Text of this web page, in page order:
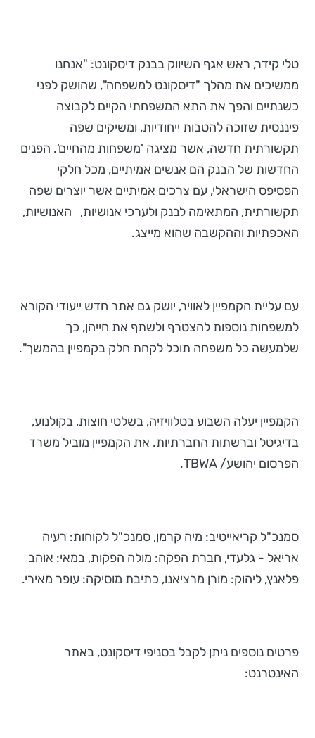
טלי קידר, ראש אגף השיווק בבנק דיסקונט: "אנחנו
ממשיכים את מהלך "דיסקונט למשפחה", שהושק לפני
כשנתיים והפך את התא המשפחתי הקיים לקבוצה
פיננסית שזוכה להטבות ייחודיות, ומשיקים שפה
תקשורתית חדשה, אשר מציגה 'משפחות מהחיים'. הפנים
החדשות של הבנק הם אנשים אמיתיים, מכל חלקי
הפסיפס הישראלי, עם צרכים אמיתיים אשר יוצרים שפה
תקשורתית, המתאימה לבנק ולערכי אנושיות, האנושיות,
האכפתיות וההקשבה שהוא מייצג.
עם עליית הקמפיין לאוויר, יושק גם אתר חדש ייעודי הקורא
למשפחות נוספות להצטרף ולשתף את חייהן, כך
שלמעשה כל משפחה תוכל לקחת חלק בקמפיין בהמשך".
הקמפיין יעלה השבוע בטלוויזיה, בשלטי חוצות, בקולנוע,
בדיגיטל וברשתות החברתיות. את הקמפיין מוביל משרד
הפרסום יהושע/ TBWA.
סמנכ"ל קריאייטיב: מיה קרמן, סמנכ"ל לקוחות: רעיה
אריאל - גלעדי, חברת הפקה: מולה הפקות, במאי: אוהב
פלאנץ, ליהוק: מורן מרציאנו, כתיבת מוסיקה: עופר מאירי.
פרטים נוספים ניתן לקבל בסניפי דיסקונט, באתר
האינטרנט: